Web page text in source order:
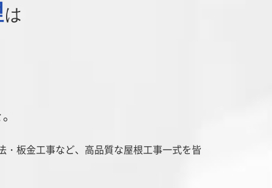
は
板金工事など、高品質な屋根工事一式を皆